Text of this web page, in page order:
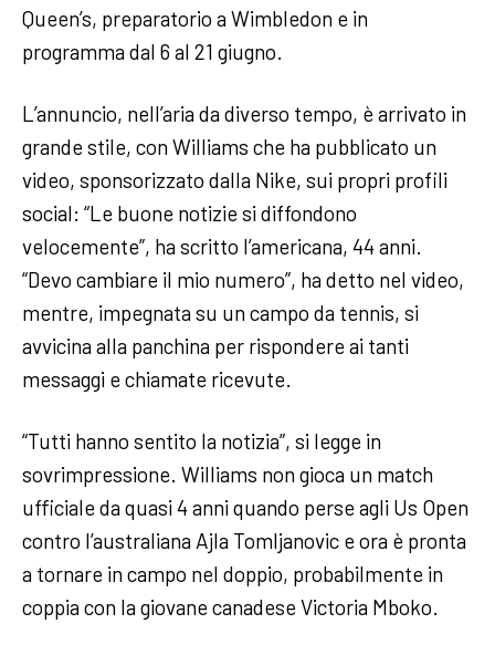
Queen’s, preparatorio a Wimbledon e in
programma dal 6 al 21 giugno.
L’annuncio, nell’aria da diverso tempo, è arrivato in
grande stile, con Williams che ha pubblicato un
video, sponsorizzato dalla Nike, sui propri profili
social: “Le buone notizie si diffondono
velocemente”, ha scritto l’americana, 44 anni.
“Devo cambiare il mio numero”, ha detto nel video,
mentre, impegnata su un campo da tennis, si
avvicina alla panchina per rispondere ai tanti
messaggi e chiamate ricevute.
“Tutti hanno sentito la notizia”, si legge in
sovrimpressione. Williams non gioca un match
ufficiale da quasi 4 anni quando perse agli Us Open
contro l’australiana Ajla Tomljanovic e ora è pronta
a tornare in campo nel doppio, probabilmente in
coppia con la giovane canadese Victoria Mboko.